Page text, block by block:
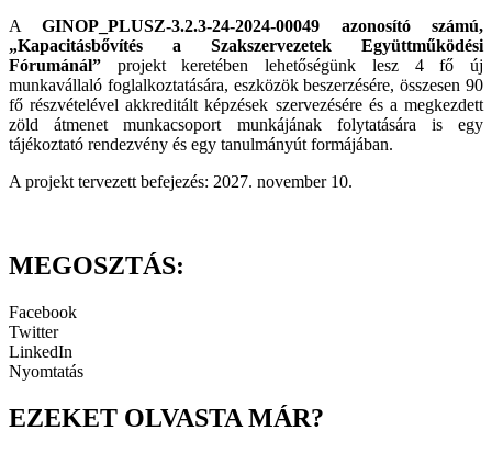
AGINOP_PLUSZ-3.2.3-24-2024-00049 azonosító számú,
„Kapacitásbővítés a Szakszervezetek Együttműködési
Fórumánál” projekt keretében lehetőségünk lesz 4 fő új
munkavállaló foglalkoztatására, eszközök beszerzésére, összesen 90
fő részvételével akkreditált képzések szervezésére és a megkezdett
zöld átmenet munkacsoport munkájának folytatására is egy
tájékoztató rendezvény és egy tanulmányút formájában.
A projekt tervezett befejezés: 2027. november 10.
MEGOSZTÁS:
Facebook
Twitter
LinkedIn
Nyomtatás
EZEKET OLVASTA MÁR?